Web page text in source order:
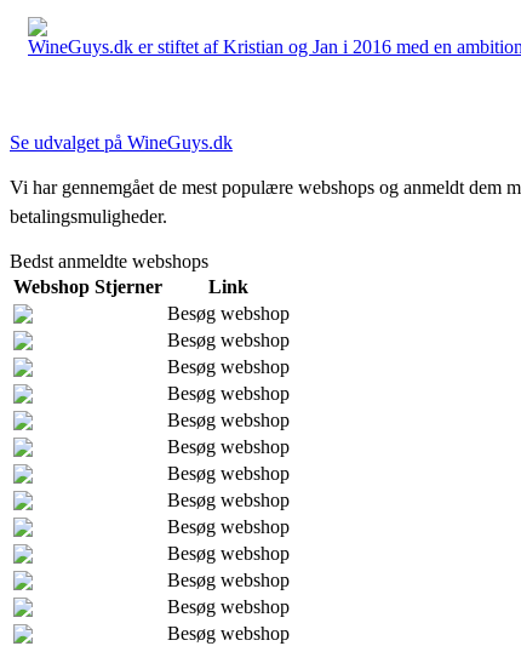
WineGuys.dk er stiftet af Kristian og Jan i 2016 med en
Se udvalget på WineGuys.dk
Vi har gennemgået de mest populære webshops og anmeldt dem
betalingsmuligheder.
Bedst anmeldte webshops
Webshop Stjerner
Link
Besøg webshop
Besøg webshop
Besøg webshop
Besøg webshop
Besøg webshop
Besøg webshop
Besøg webshop
Besøg webshop
Besøg webshop
Besøg webshop
Besøg webshop
Besøg webshop
Besøg webshop